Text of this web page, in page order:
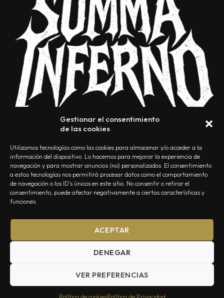
Gestionar el consentimiento
de las cookies
Utilizamos tecnologías como las cookies para almacenar y/o acceder a la
información del dispositivo. Lo hacemos para mejorar la experiencia de
navegación y para mostrar anuncios (no) personalizados. El consentimiento
a estas tecnologías nos permitirá procesar datos como el comportamiento
de navegación o los ID's únicos en este sitio. No consentir o retirar el
consentimiento, puede afectar negativamente a ciertas características y
funciones.
ACEPTAR
DENEGAR
VER PREFERENCIAS
NOSOTROS CONTACTO EDITORIAL POLÍTICA DE PRIVACIDAD
Summa Inferno — Todos los Derechos Reservados © 2026